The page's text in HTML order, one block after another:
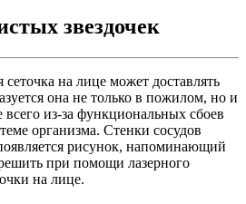
звездочек
сеточка на лице может доставлять
она не только в пожилом, но и
из-за функциональных сбоев
организма. Стенки сосудов
рисунок, напоминающий
при помощи лазерного
на лице.